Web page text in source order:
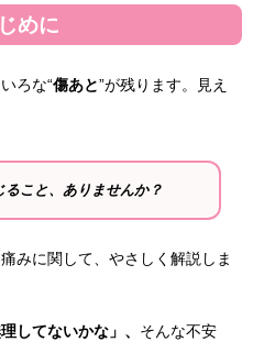
めに
ろな“傷あと”が残ります。見え
こと、ありませんか？
みに関して、やさしく解説しま
してないかな」、 そんな不安